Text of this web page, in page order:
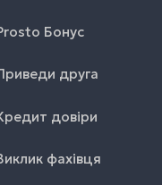
Бонус
друга
довіри
фахівця